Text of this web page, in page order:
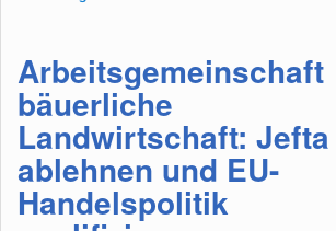
Arbeitsgemeinschaft
bäuerliche
Landwirtschaft: Jefta
ablehnen und EU-
Handelspolitik